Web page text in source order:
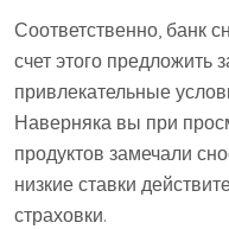
Соответственно, банк
счет этого предложить
привлекательные
Наверняка вы при
продуктов замечали
низкие ставки
страховки.